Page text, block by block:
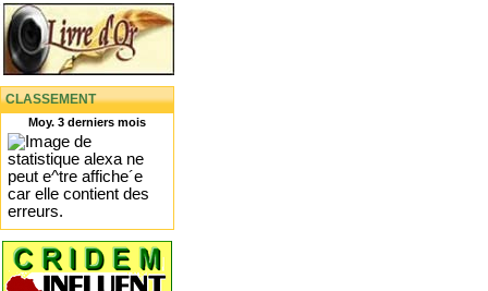
CLASSEMENT
Moy. 3 derniers mois